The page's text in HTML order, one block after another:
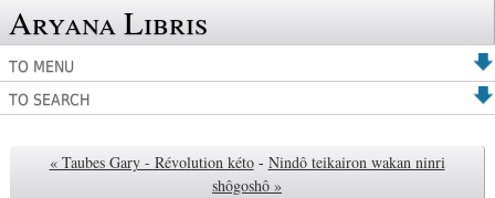
Aryana Libris
TO MENU
TO SEARCH
« Taubes Gary - Révolution kéto - Nindô teikairon wakan ninri
shôgoshô »